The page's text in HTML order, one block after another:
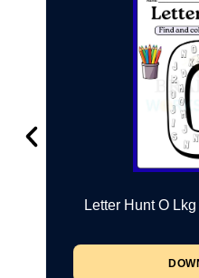
Letter Hunt O